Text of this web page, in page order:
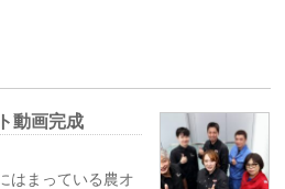
動画完成
はまっている農オ